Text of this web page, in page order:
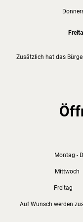
Zusätzlich hat das
Montag -
Auf Wunsch werden